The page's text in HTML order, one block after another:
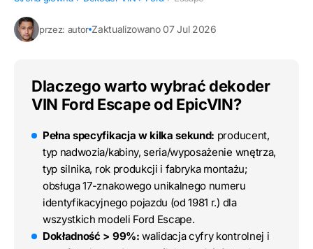
przez: autor Zaktualizowano 07 Jul 2026
Dlaczego warto wybrać dekoder
VIN Ford Escape od EpicVIN?
Pełna specyfikacja w kilka sekund: producent,
typ nadwozia/kabiny, seria/wyposażenie wnętrza,
typ silnika, rok produkcji i fabryka montażu;
obsługa 17-znakowego unikalnego numeru
identyfikacyjnego pojazdu (od 1981 r.) dla
wszystkich modeli Ford Escape.
Dokładność > 99%: walidacja cyfry kontrolnej i